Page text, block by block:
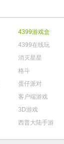
4399游戏盒
4399在线玩
消灭星星
格斗
蛋仔派对
客户端游戏
3D游戏
西普大陆手游